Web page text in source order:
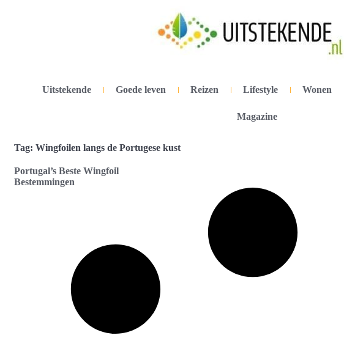
Uitstekende Goede leven Reizen Lifestyle Wonen
Magazine
Tag: Wingfoilen langs de Portugese kust
Portugal’s Beste Wingfoil
Bestemmingen